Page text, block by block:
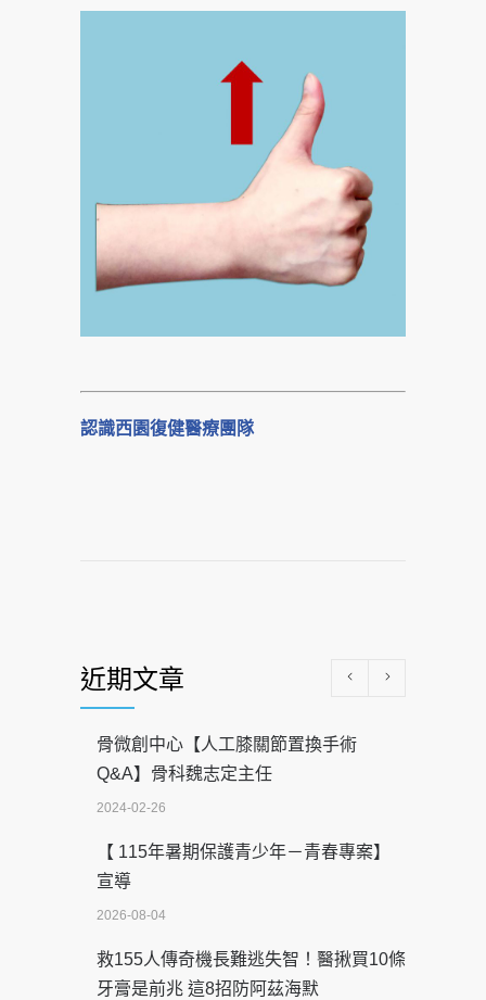
認識西園復健醫療團隊
近期文章
骨微創中心【人工膝關節置換手術
Q&A】骨科魏志定主任
2024-02-26
【 115年暑期保護青少年－青春專案】
宣導
2026-08-04
救155人傳奇機長難逃失智！醫揪買10條
牙膏是前兆 這8招防阿茲海默